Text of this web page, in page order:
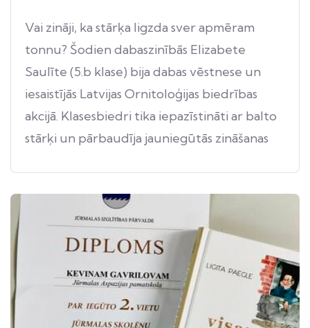
Vai zināji, ka stārķa ligzda sver apmēram
tonnu? Šodien dabaszinībās Elizabete
Saulīte (5.b klase) bija dabas vēstnese un
iesaistījās Latvijas Ornitoloģijas biedrības
akcijā. Klasesbiedri tika iepazīstināti ar balto
stārķi un pārbaudīja jauniegūtās zināšanas